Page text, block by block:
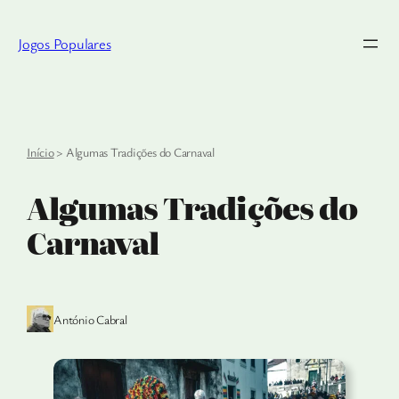
Jogos Populares
Início> Algumas Tradições do Carnaval
Algumas Tradições do
Carnaval
António Cabral